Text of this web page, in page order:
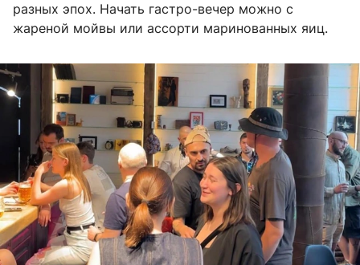
разных эпох. Начать гастро-вечер можно с
жареной мойвы или ассорти маринованных яиц.